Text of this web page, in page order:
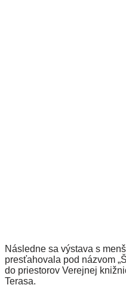
Následne sa výstava s
presťahovala pod názvom
do priestorov Verejnej
Terasa.